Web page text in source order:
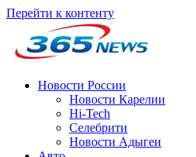
Перейти к контенту
Новости России
Новости Карелии
Hi-Tech
Селебрити
Новости Адыгеи